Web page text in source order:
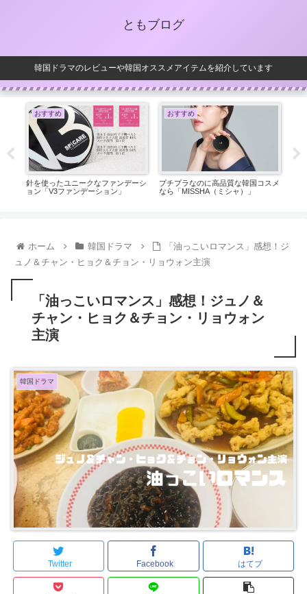
ともブログ
韓国ドラマのレビューや韓国オススメアイテムを紹介しています
おすすめ
針を使ったユニークなファンデーシ
ョン「V3ファンデーション」
おすすめ
プチプラなのに高品質な韓国コスメ
なら「MISSHA（ミシャ）」
ホーム 韓国ドラマ
「油っこいロマンス」感想！ジ
ュノ＆チャン・ヒョク＆チョン・リョウォン主演
「油っこいロマンス」感想！ジュノ＆
チャン・ヒョク＆チョン・リョウォン
主演
韓国ドラマ
Twitter Facebook はてブ